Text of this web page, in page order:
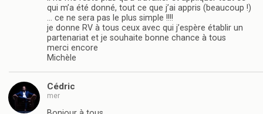
qui m’a été donné, tout ce que j’ai appris (beaucoup !)
… ce ne sera pas le plus simple !!!!
je donne RV à tous ceux avec qui j’espère établir un
partenariat et je souhaite bonne chance à tous
merci encore
Michèle
Cédric
mer